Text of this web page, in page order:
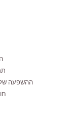
ההשפעה של